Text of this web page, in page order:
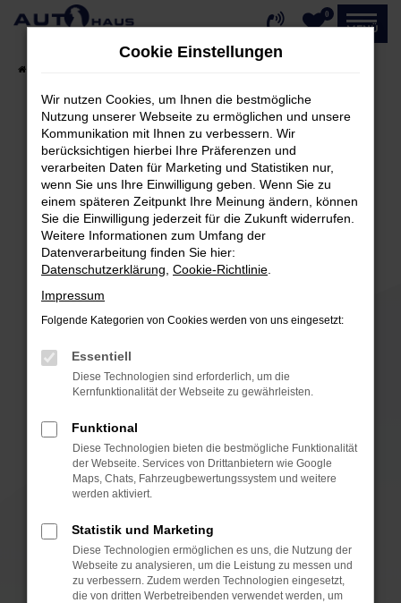
Zum
0
MENÜ
Fehler: Network Error
Beim Laden ist ein Fehler aufgetreten.
Hier sind ein paar Tipps, die dir helfen können:
Überprüfe deine Firewall und deine
Internetverbindung.
Laden andere Webseiten, zum Beispiel deine
Suchmaschine?
Prüfe deine Browsererweiterungen.
können das Laden bestimmter Seiten
verhindern. Funktioniert die Seite in einem
anderen Browser oder in einem privaten
Fenster?
Starte dein Gerät neu.
Das kann manchmal helfen, vorübergehende
Probleme zu beheben.
Betriebssystem auf dem neuesten Stand
sind.
Veraltete Software birgt nicht nur ein
Sicherheitsrisiko, sondern kann auch dazu
Cookie Einstellungen
Wir nutzen Cookies, um Ihnen die bestmögliche
Nutzung unserer Webseite zu ermöglichen und unsere
Kommunikation mit Ihnen zu verbessern. Wir
berücksichtigen hierbei Ihre Präferenzen und
verarbeiten Daten für Marketing und Statistiken nur,
wenn Sie uns Ihre Einwilligung geben. Wenn Sie zu
einem späteren Zeitpunkt Ihre Meinung ändern, können
Sie die Einwilligung jederzeit für die Zukunft widerrufen.
Weitere Informationen zum Umfang der
Datenverarbeitung finden Sie hier:
Datenschutzerklärung Cookie-Richtlinie
Impressum
Folgende Kategorien von Cookies werden von uns eingesetzt:
Essentiell
Diese Technologien sind erforderlich, um die
Kernfunktionalität der Webseite zu gewährleisten.
Funktional
Diese Technologien bieten die bestmögliche Funktionalität
der Webseite. Services von Drittanbietern wie Google
Maps, Chats, Fahrzeugbewertungssystem und weitere
werden aktiviert.
Statistik und Marketing
Diese Technologien ermöglichen es uns, die Nutzung der
Webseite zu analysieren, um die Leistung zu messen und
zu verbessern. Zudem werden Technologien eingesetzt,
die von dritten Werbetreibenden verwendet werden, um